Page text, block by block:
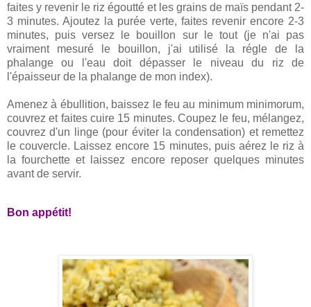
faites y revenir le riz égoutté et les grains de maïs pendant 2-
3 minutes. Ajoutez la purée verte, faites revenir encore 2-3
minutes, puis versez le bouillon sur le tout (je n'ai pas
vraiment mesuré le bouillon, j'ai utilisé la régle de la
phalange ou l'eau doit dépasser le niveau du riz de
l'épaisseur de la phalange de mon index).
Amenez à ébullition, baissez le feu au minimum minimorum,
couvrez et faites cuire 15 minutes. Coupez le feu, mélangez,
couvrez d'un linge (pour éviter la condensation) et remettez
le couvercle. Laissez encore 15 minutes, puis aérez le riz à
la fourchette et laissez encore reposer quelques minutes
avant de servir.
Bon appétit!